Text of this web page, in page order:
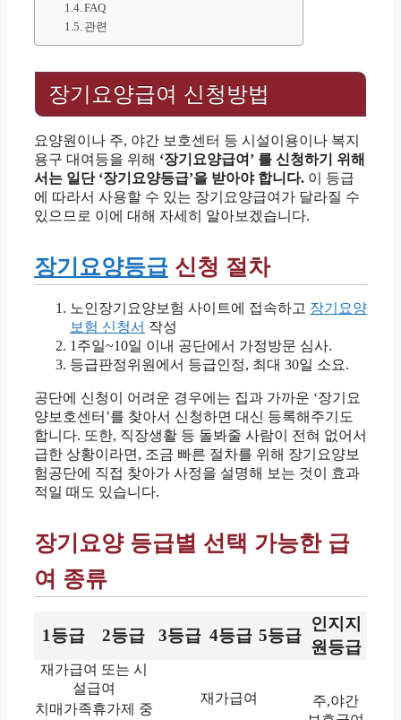
FAQ
관련
장기요양급여 신청방법
요양원이나 주, 야간 보호센터 등 시설이용이나 복지
용구 대여등을 위해 ‘장기요양급여’ 를 신청하기 위해
서는 일단 ‘장기요양등급’을 받아야 합니다. 이 등급
에 따라서 사용할 수 있는 장기요양급여가 달라질 수
있으므로 이에 대해 자세히 알아보겠습니다.
장기요양등급 신청 절차
노인장기요양보험 사이트에 접속하고 장기요양
보험 신청서 작성
1주일~10일 이내 공단에서 가정방문 심사.
등급판정위원에서 등급인정, 최대 30일 소요.
공단에 신청이 어려운 경우에는 집과 가까운 ‘장기요
양보호센터’를 찾아서 신청하면 대신 등록해주기도
합니다. 또한, 직장생활 등 돌봐줄 사람이 전혀 없어서
급한 상황이라면, 조금 빠른 절차를 위해 장기요양보
험공단에 직접 찾아가 사정을 설명해 보는 것이 효과
적일 때도 있습니다.
장기요양 등급별 선택 가능한 급
여 종류
1등급 2등급 3등급 4등급 5등급
인지지
원등급
재가급여 또는 시
설급여
재가급여
주,야간
치매가족휴가제 중